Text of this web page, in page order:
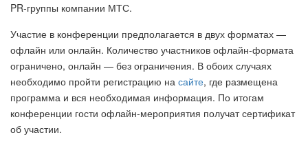
PR-группы компании МТС.
Участие в конференции предполагается в двух форматах —
офлайн или онлайн. Количество участников офлайн-формата
ограничено, онлайн — без ограничения. В обоих случаях
необходимо пройти регистрацию на сайте, где размещена
программа и вся необходимая информация. По итогам
конференции гости офлайн-мероприятия получат сертификат
об участии.